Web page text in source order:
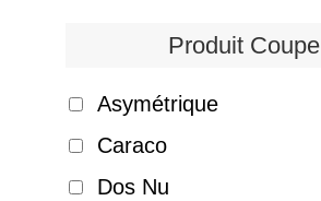
Produit Coupe
Asymétrique
Caraco
Dos Nu